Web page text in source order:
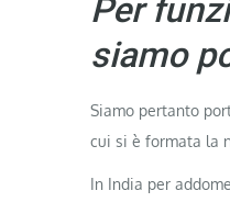
Per
siamo
Siamo pertanto
cui si è formata la
In India per